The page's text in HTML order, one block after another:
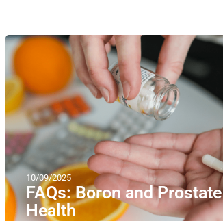
10/09/2025
FAQs: Boron and Prostate
Health